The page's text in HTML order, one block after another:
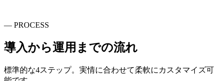
— PROCESS
導入から運用までの流れ
標準的な4ステップ。実情に合わせて柔軟にカスタマイズ可